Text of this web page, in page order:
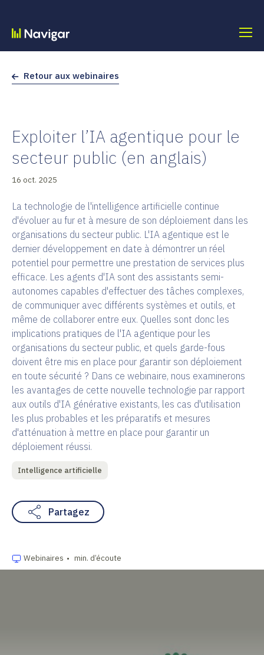
content
Retour aux webinaires
16 oct. 2025
Exploiter l’IA agentique pour le
secteur public (en anglais)
La technologie de l'intelligence artificielle continue
d'évoluer au fur et à mesure de son déploiement dans les
organisations du secteur public. L'IA agentique est le
dernier développement en date à démontrer un réel
potentiel pour permettre une prestation de services plus
efficace. Les agents d'IA sont des assistants semi-
autonomes capables d'effectuer des tâches complexes,
de communiquer avec différents systèmes et outils, et
même de collaborer entre eux. Quelles sont donc les
implications pratiques de l'IA agentique pour les
organisations du secteur public, et quels garde-fous
doivent être mis en place pour garantir son déploiement
en toute sécurité ? Dans ce webinaire, nous examinerons
les avantages de cette nouvelle technologie par rapport
aux outils d'IA générative existants, les cas d'utilisation
les plus probables et les préparatifs et mesures
d'atténuation à mettre en place pour garantir un
déploiement réussi.
Partagez
Intelligence artificielle
Webinaires • min. d’écoute